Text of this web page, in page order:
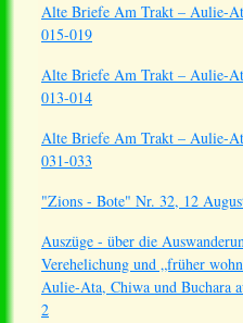
Alte Briefe Am Trakt – Aulie-
015-019
Alte Briefe Am Trakt – Aulie-
013-014
Alte Briefe Am Trakt – Aulie-
031-033
"Zions - Bote" Nr. 32, 12
Auszüge - über die
Verehelichung und „früher
Aulie-Ata, Chiwa und Buchara
2